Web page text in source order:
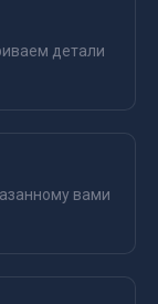
детали
вами